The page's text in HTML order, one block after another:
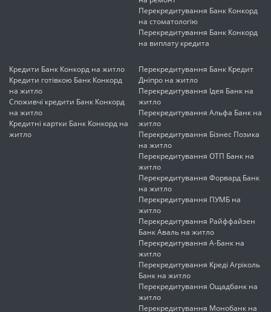
Перекредитування Банк Конкорд
на стоматологію
Перекредитування Банк Конкорд
на виплату кредита
Кредити Банк Конкорд на житло
Кредити готівкою Банк Конкорд
на житло
Споживчі кредити Банк Конкорд
на житло
Кредитні картки Банк Конкорд на
житло
Перекредитування Банк Кредит
Дніпро на житло
Перекредитування Ідея Банк на
житло
Перекредитування Альфа Банк на
житло
Перекредитування Бізнес Позика
на житло
Перекредитування ОТП Банк на
житло
Перекредитування Форвард Банк
на житло
Перекредитування ПУМБ на
житло
Перекредитування Райффайзен
Банк Аваль на житло
Перекредитування А-Банк на
житло
Перекредитування Креді Агріколь
Банк на житло
Перекредитування Ощадбанк на
житло
Перекредитування Монобанк на